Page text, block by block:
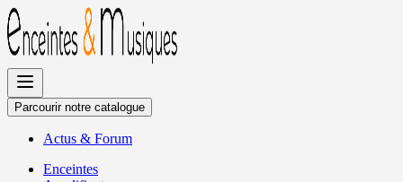
Allez
au
contenu
Parcourir notre catalogue
Actus & Forum
Enceintes